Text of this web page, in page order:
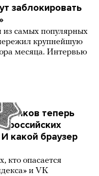
заблокировать
самых популярных
крупнейшую
месяца. Интервью
банков теперь
российских
какой браузер
кто опасается
и VK